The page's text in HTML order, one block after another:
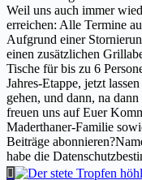
Weil uns auch immer
erreichen: Alle Termine
Aufgrund einer
einen zusätzlichen
Tische für bis zu 6
Jahres-Etappe, jetzt
gehen, und dann, na
freuen uns auf Euer
Maderthaner-Familie
Beiträge
habe die